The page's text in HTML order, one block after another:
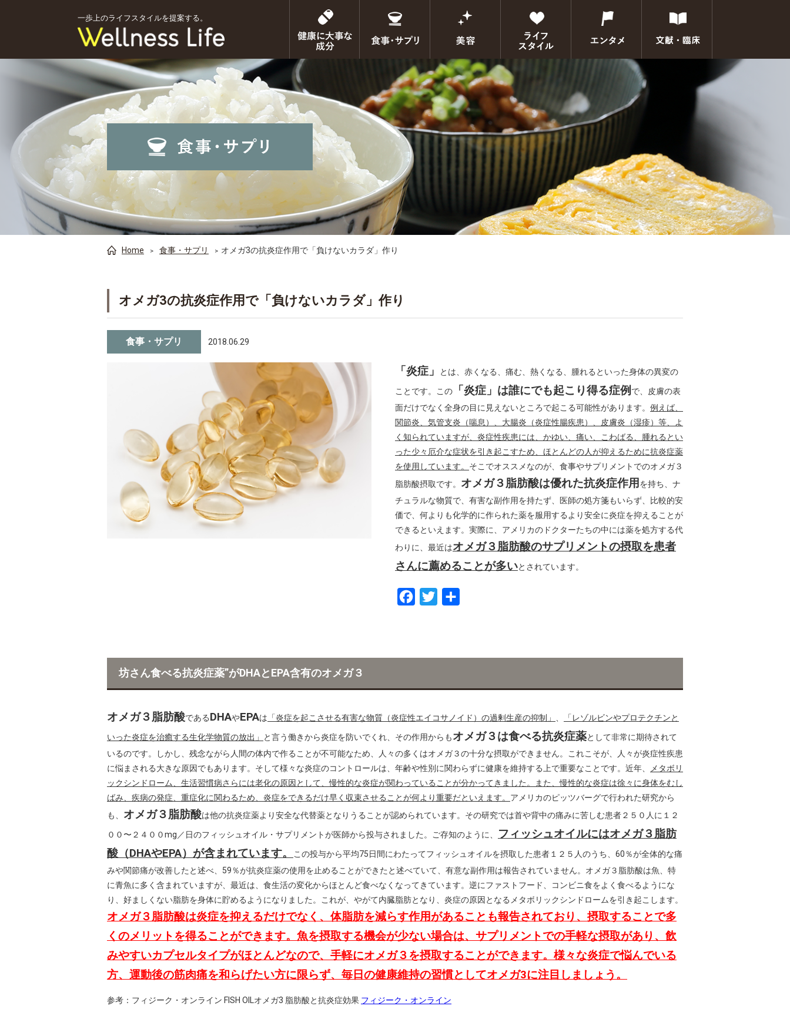
一歩上のライフスタイルを提案する。
Home 食事・サプリ オメガ3の抗炎症作用で「負けないカラダ」作り
オメガ3の抗炎症作用で「負けないカラダ」作り
食事・サプリ 2018.06.29
「炎症」 とは、赤くなる、痛む、熱くなる、腫れるといった身体の異変の
ことです。この 「炎症」は誰にでも起こり得る症例 で、皮膚の表
面だけでなく全身の目に見えないところで起こる可能性があります。 例えば、
関節炎、気管支炎（喘息）、大腸炎（炎症性腸疾患）、皮膚炎（湿疹）等、よ
く知られていますが、炎症性疾患には、かゆい、痛い、こわばる、腫れるとい
った少々厄介な症状を引き起こすため、ほとんどの人が抑えるために抗炎症薬
を使用しています。 そこでオススメなのが、食事やサプリメントでのオメガ３
脂肪酸摂取です。 オメガ３脂肪酸は優れた抗炎症作用 を持ち、ナ
チュラルな物質で、有害な副作用を持たず、医師の処方箋もいらず、比較的安
価で、何よりも化学的に作られた薬を服用するより安全に炎症を抑えることが
できるといえます。実際に、アメリカのドクターたちの中には薬を処方する代
わりに、最近はオメガ３脂肪酸のサプリメントの摂取を患者
さんに薦めることが多いとされています。
k
坊さん食べる抗炎症薬”がDHAとEPA含有のオメガ３
オメガ３脂肪酸であるDHAやEPAは 「炎症を起こさせる有害な物質（炎症性エイコサノイド）の過剰生産の抑制」 「レゾルビンやプロテクチンと
いった炎症を治癒する生化学物質の放出」 と言う働きから炎症を防いでくれ、その作用からもオメガ３は食べる抗炎症薬として非常に期待されて
いるのです。しかし、残念ながら人間の体内で作ることが不可能なため、人々の多くはオメガ３の十分な摂取ができません。これこそが、人々が炎症性疾患
に悩まされる大きな原因でもあります。そして様々な炎症のコントロールは、年齢や性別に関わらずに健康を維持する上で重要なことです。近年、
メタボリ
ックシンドローム、生活習慣病さらには老化の原因として、慢性的な炎症が関わっていることが分かってきました。また、慢性的な炎症は徐々に身体をむし
ばみ、疾病の発症、重症化に関わるため、炎症をできるだけ早く収束させることが何より重要だといえます。 アメリカのピッツバーグで行われた研究から
も、 オメガ３脂肪酸は他の抗炎症薬より安全な代替薬となりうることが認められています。その研究では首や背中の痛みに苦しむ患者２５０人に１２
００〜２４００mg／日のフィッシュオイル・サプリメントが医師から投与されました。ご存知のように、
フィッシュオイルにはオメガ３脂肪
酸（DHAやEPA）が含まれています。
この投与から平均75日間にわたってフィッシュオイルを摂取した患者１２５人のうち、60％が全体的な痛
みや関節痛が改善したと述べ、59％が抗炎症薬の使用を止めることができたと述べていて、有意な副作用は報告されていません。オメガ３脂肪酸は魚、特
に青魚に多く含まれていますが、最近は、食生活の変化からほとんど食べなくなってきています。逆にファストフード、コンビニ食をよく食べるようにな
り、好ましくない脂肪を身体に貯めるようになりました。これが、やがて内臓脂肪となり、炎症の原因となるメタボリックシンドロームを引き起こします。
オメガ３脂肪酸は炎症を抑えるだけでなく、体脂肪を減らす作用があることも報告されており、摂取することで多
くのメリットを得ることができます。魚を摂取する機会が少ない場合は、サプリメントでの手軽な摂取があり、飲
みやすいカプセルタイプがほとんどなので、手軽にオメガ３を摂取することができます。様々な炎症で悩んでいる
方、運動後の筋肉痛を和らげたい方に限らず、毎日の健康維持の習慣としてオメガ3に注目しましょう。
参考：フィジーク・オンライン FISH OILオメガ3 脂肪酸と抗炎症効果 フィジーク・オンライン